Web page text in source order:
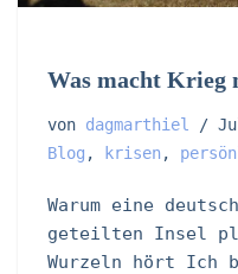
Was macht Krieg
von dagmarthiel
Blog , krisen,
Warum eine
geteilten Insel
Wurzeln hört Ich